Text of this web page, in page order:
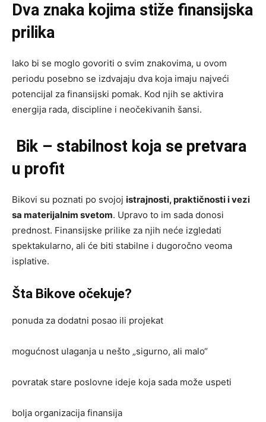
Dva znaka kojima stiže finansijska
prilika
Iako bi se moglo govoriti o svim znakovima, u ovom
periodu posebno se izdvajaju dva koja imaju najveći
potencijal za finansijski pomak. Kod njih se aktivira
energija rada, discipline i neočekivanih šansi.
Bik – stabilnost koja se pretvara
u profit
Bikovi su poznati po svojoj istrajnosti, praktičnosti i vezi
sa materijalnim svetom. Upravo to im sada donosi
prednost. Finansijske prilike za njih neće izgledati
spektakularno, ali će biti stabilne i dugoročno veoma
isplative.
Šta Bikove očekuje?
ponuda za dodatni posao ili projekat
mogućnost ulaganja u nešto „sigurno, ali malo“
povratak stare poslovne ideje koja sada može uspeti
bolja organizacija finansija